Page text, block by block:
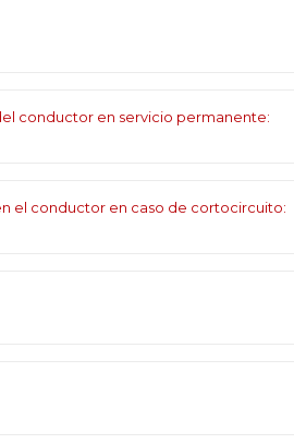
conductor en servicio permanente:
el conductor en caso de cortocircuito: